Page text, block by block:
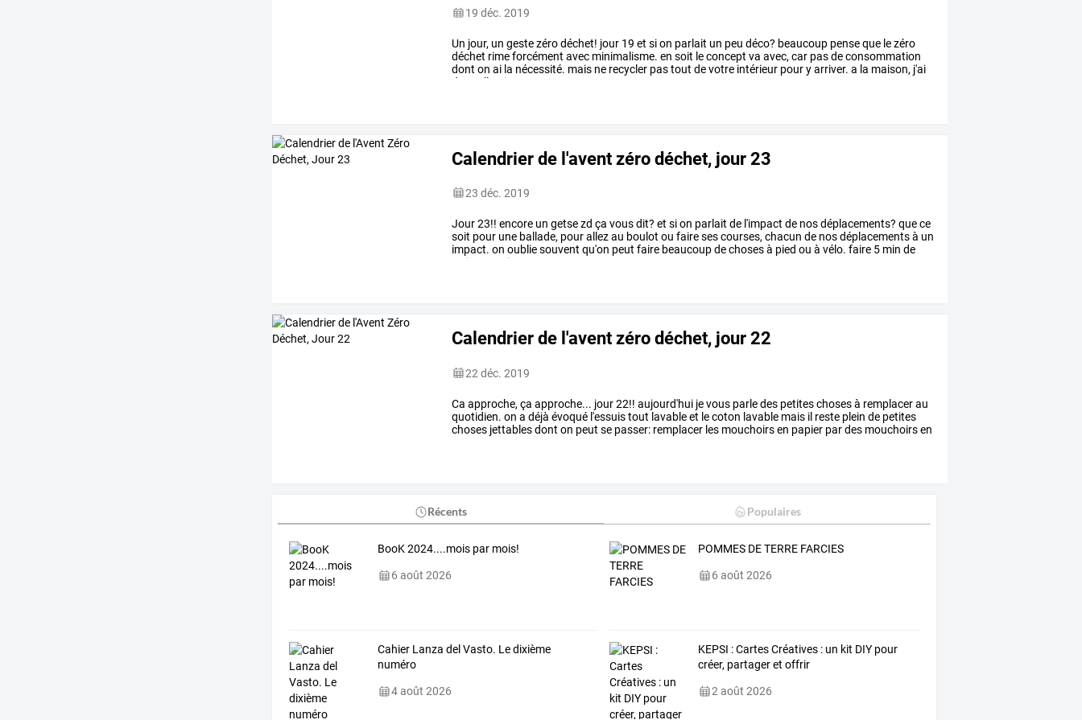
19 déc. 2019
Un jour, un gestezérodéchet! jour 19 et sion parlait un peu déco? beaucoup penseque lezéro
déchet rimeforcément avec minimalisme. en soit leconcept va avec, car pasdeconsommation
dont on ai la nécessité. mais ne recycler pastout devotre intérieur pouryarriver. a la maison, j'ai
des
collectionneurs
Calendrier de l'avent zéro déchet, jour 23
23 déc. 2019
Jour23!! encore un getsezd ça vousdit? et sion parlait de l'impact de nosdéplacements? quece
soit pour une ballade, pourallezau boulot ou fairesescourses, chacun de nosdéplacementsà un
impact. on oubliesouvent qu'on peut faire beaucoupdechosesà pied ou à vélo. faire 5 min de
trajet
voiture
Calendrier de l'avent zéro déchet, jour 22
22 déc. 2019
Ca approche, ça approche... jour22!! aujourd'hui jevous parledes petiteschosesà remplacerau
quotidien. on a déjà évoqué l'essuistout lavableet lecoton lavable mais il reste plein de petites
choses jettablesdont on peut se passer: remplacer les mouchoirsen papier pardes mouchoirsen
Récents Populaires
BooK 2024....mois par mois!
6 août 2026
POMMES DE TERRE FARCIES
6 août 2026
Cahier Lanza del Vasto. Le dixième
numéro
4 août 2026
KEPSI : Cartes Créatives : un kit DIY pour
créer, partager et offrir
2 août 2026